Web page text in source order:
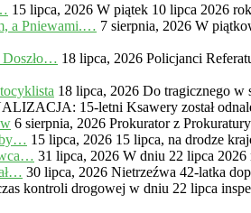
15 lipca, 2026 W piątek 10 lipca 2026
a Pniewami.… 7 sierpnia, 2026 W
18 lipca, 2026 Policjanci
18 lipca, 2026 Do tragicznego w
15-letni Ksawery został
6 sierpnia, 2026 Prokurator z
15 lipca, 2026 15 lipca, na drodze
31 lipca, 2026 W dniu 22 lipca
30 lipca, 2026 Nietrzeźwa 42-latka
kontroli drogowej w dniu 22 lipca